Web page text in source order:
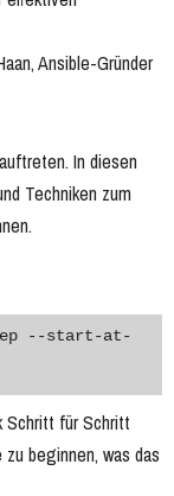
Ansible-Gründer
In diesen
Techniken zum
--start-at-
Schritt für Schritt
beginnen, was das